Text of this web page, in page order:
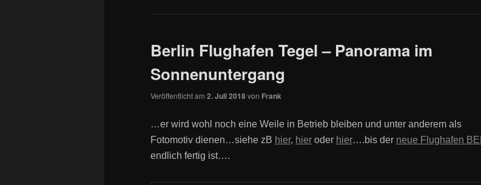
Berlin Flughafen Tegel – Panorama im
Sonnenuntergang
Veröffentlicht am 2. Juli 2018von Frank
…er wird wohl noch eine Weile in Betrieb bleiben und unter anderem als
Fotomotiv dienen…siehe zB hier, hier oder hier….bis der neue Flughafen
endlich fertig ist….